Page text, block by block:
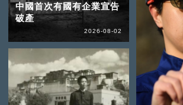
中國首次有國有企業宣告
破產
2026-08-02